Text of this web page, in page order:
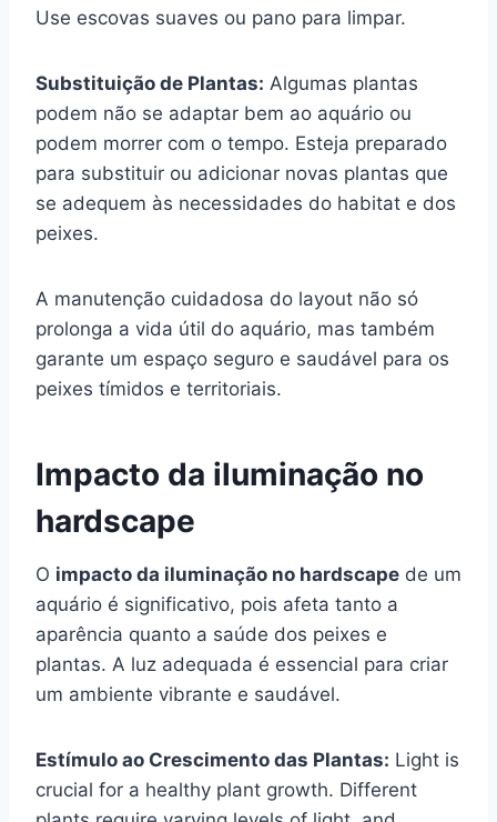
Use escovas suaves ou pano para limpar.
Substituição de Plantas: Algumas plantas
podem não se adaptar bem ao aquário ou
podem morrer com o tempo. Esteja preparado
para substituir ou adicionar novas plantas que
se adequem às necessidades do habitat e dos
peixes.
A manutenção cuidadosa do layout não só
prolonga a vida útil do aquário, mas também
garante um espaço seguro e saudável para os
peixes tímidos e territoriais.
Impacto da iluminação no
hardscape
O impacto da iluminação no hardscape de um
aquário é significativo, pois afeta tanto a
aparência quanto a saúde dos peixes e
plantas. A luz adequada é essencial para criar
um ambiente vibrante e saudável.
Estímulo ao Crescimento das Plantas: Light is
crucial for a healthy plant growth. Different